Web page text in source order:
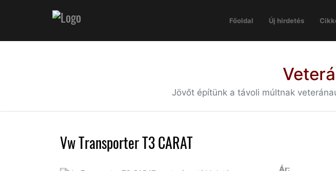
Főoldal Új hirdetés
Jövőt építünk a távoli múltnak
Vw Transporter T3 CARAT
Ár: